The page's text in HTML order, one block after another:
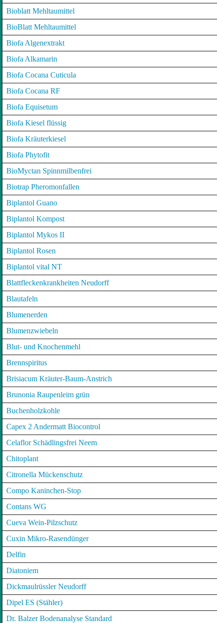
Bioblatt Mehltaumittel
BioBlatt Mehltaumittel
Biofa Algenextrakt
Biofa Alkamarin
Biofa Cocana Cuticula
Biofa Cocana RF
Biofa Equisetum
Biofa Kiesel flüssig
Biofa Kräuterkiesel
Biofa Phytofit
BioMyctan Spinnmilbenfrei
Biotrap Pheromonfallen
Biplantol Guano
Biplantol Kompost
Biplantol Mykos II
Biplantol Rosen
Biplantol vital NT
Blattfleckenkrankheiten Neudorff
Blautafeln
Blumenerden
Blumenzwiebeln
Blut- und Knochenmehl
Brennspiritus
Brisiacum Kräuter-Baum-Anstrich
Brunonia Raupenleim grün
Buchenholzkohle
Capex 2 Andermatt Biocontrol
Celaflor Schädlingsfrei Neem
Chitoplant
Citronella Mückenschutz
Compo Kaninchen-Stop
Contans WG
Cueva Wein-Pilzschutz
Cuxin Mikro-Rasendünger
Delfin
Diatoniem
Dickmaulrüssler Neudorff
Dipel ES (Stähler)
Dr. Balzer Bodenanalyse Standard